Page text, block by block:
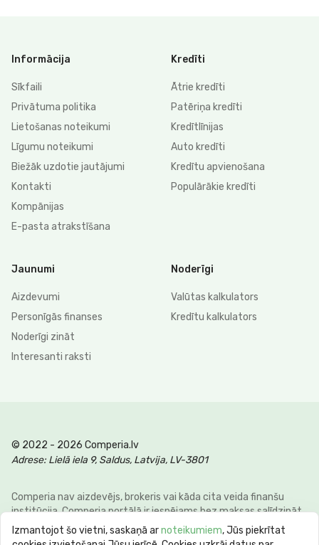
Informācija
Sīkfaili
Privātuma politika
Lietošanas noteikumi
Līgumu noteikumi
Biežāk uzdotie jautājumi
Kontakti
Kompānijas
E-pasta atrakstīšana
Kredīti
Ātrie kredīti
Patēriņa kredīti
Kredītlīnijas
Auto kredīti
Kredītu apvienošana
Populārākie kredīti
Jaunumi
Aizdevumi
Personīgās finanses
Noderīgi zināt
Interesanti raksti
Noderīgi
Valūtas kalkulators
Kredītu kalkulators
© 2022 - 2026 Comperia.lv
Adrese: Lielā iela 9, Saldus, Latvija, LV-3801
Comperia nav aizdevējs, brokeris vai kāda cita veida finanšu
institūcija. Comperia portālā ir iespējams bez maksas salīdzināt
dažādus personīgo finanšu veidus, lai klienti varētu ietaupīt savu
laiku un naudu. E-pasts:info@comperia.lv. Reprezentatīvs
Izmantojot šo vietni, saskaņā arnoteikumiem, Jūs piekrītat